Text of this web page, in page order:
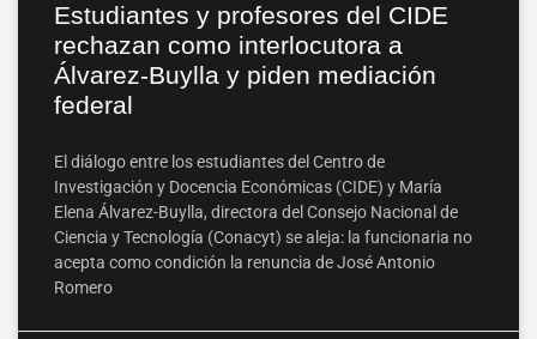
Estudiantes y profesores del CIDE
rechazan como interlocutora a
Álvarez-Buylla y piden mediación
federal
El diálogo entre los estudiantes del Centro de
Investigación y Docencia Económicas (CIDE) y María
Elena Álvarez-Buylla, directora del Consejo Nacional de
Ciencia y Tecnología (Conacyt) se aleja: la funcionaria no
acepta como condición la renuncia de José Antonio
Romero